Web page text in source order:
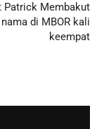
Patrick Membakut
di MBOR kali
keempat